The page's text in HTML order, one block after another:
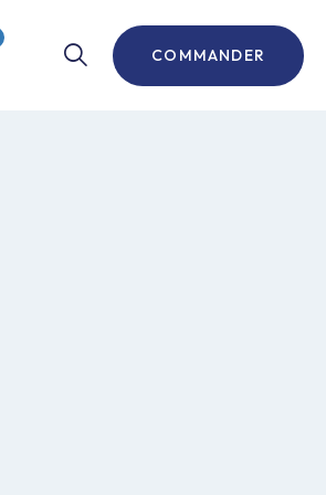
COMMANDER